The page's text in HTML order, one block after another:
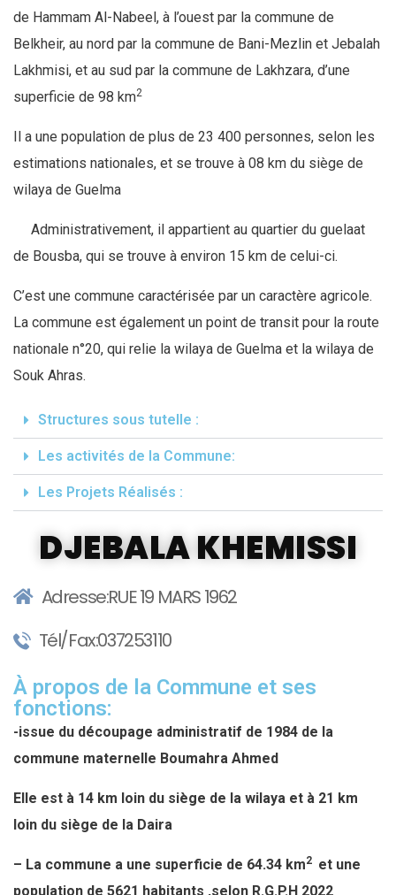
de Hammam Al-Nabeel, à l’ouest par la commune de
Belkheir, au nord par la commune de Bani-Mezlin et Jebalah
Lakhmisi, et au sud par la commune de Lakhzara, d’une
superficie de 98 km2
Il a une population de plus de 23 400 personnes, selon les
estimations nationales, et se trouve à 08 km du siège de
wilaya de Guelma
Administrativement, il appartient au quartier du guelaat
de Bousba, qui se trouve à environ 15 km de celui-ci.
C’est une commune caractérisée par un caractère agricole.
La commune est également un point de transit pour la route
nationale n°20, qui relie la wilaya de Guelma et la wilaya de
Souk Ahras.
Structures sous tutelle :
Les activités de la Commune:
Les Projets Réalisés :
DJEBALA KHEMISSI
Adresse:RUE 19 MARS 1962
Tél/Fax:037253110
À propos de la Commune et ses
fonctions:
-issue du découpage administratif de 1984 de la
commune maternelle Boumahra Ahmed
Elle est à 14 km loin du siège de la wilaya et à 21 km
loin du siège de la Daira
– La commune a une superficie de 64.34 km2 et une
population de 5621 habitants ,selon R.G.P.H 2022